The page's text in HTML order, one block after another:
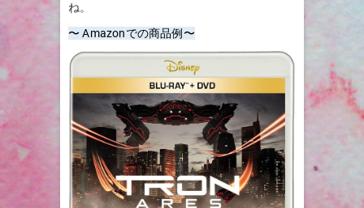
ね。
〜 Amazonでの商品例〜